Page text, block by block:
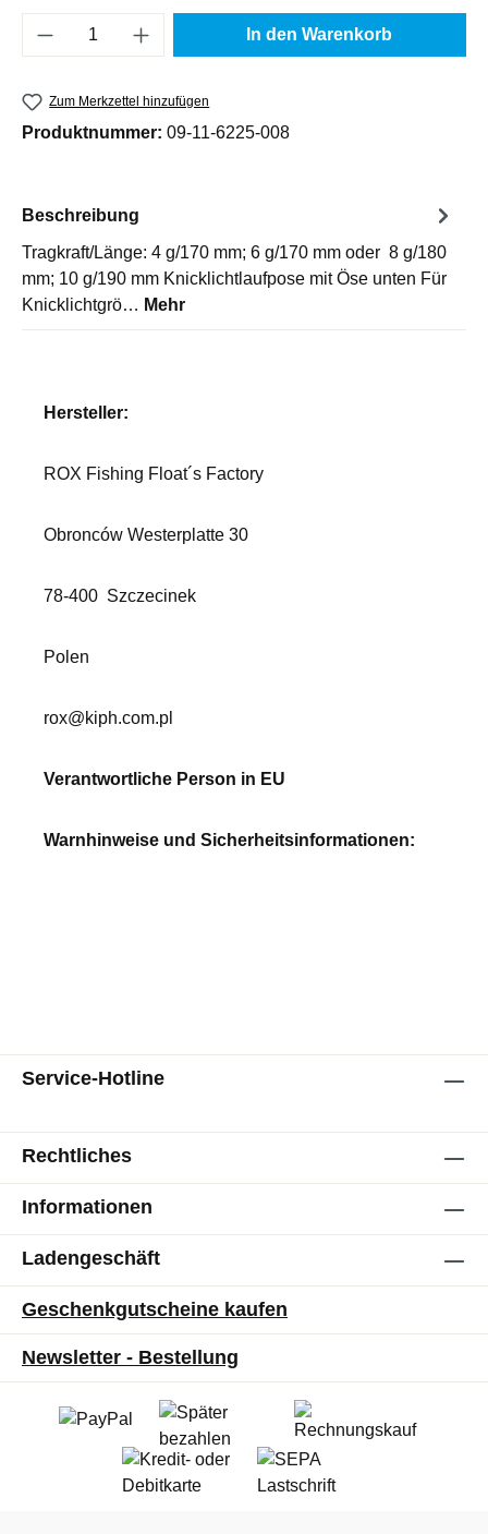
Produkt Anzahl: Gib den gewünschten
In den Warenkorb
Zum Merkzettel hinzufügen
Produktnummer: 09-11-6225-008
Beschreibung
Tragkraft/Länge: 4 g/170 mm; 6 g/170 mm oder 8 g/180
mm; 10 g/190 mm Knicklichtlaufpose mit Öse unten Für
Knicklichtgrö… Mehr
Hersteller:
ROX Fishing Float´s Factory
Obronców Westerplatte 30
78-400 Szczecinek
Polen
rox@kiph.com.pl
Verantwortliche Person in EU
Warnhinweise und Sicherheitsinformationen:
Service-Hotline
Rechtliches
Informationen
Ladengeschäft
Geschenkgutscheine kaufen
Newsletter - Bestellung